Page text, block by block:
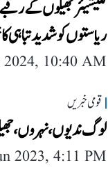
ریاستوں کو شدید تباہی
10:40 AM
قومی خبریں
لوگ ندیوں، نہروں،
2023, 4:11 PM